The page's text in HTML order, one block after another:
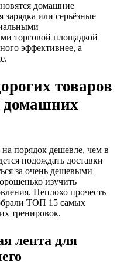
домашние
или серьёзные
торговой площадкой
эффективнее, а
товаров
домашних
порядок дешевле, чем в
подождать доставки
за очень дешевыми
изучить
Неплохо прочесть
ТОП 15 самых
тренировок.
лента для